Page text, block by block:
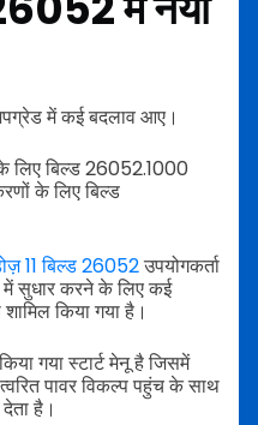
में कई बदलाव आए।
लिए बिल्ड 26052.1000
के लिए बिल्ड
11 बिल्ड 26052उपयोगकर्ता
में सुधार करने के लिए कई
किया गया है।
गया स्टार्ट मेनू है जिसमें
पावर विकल्प पहुंच के साथ
है।